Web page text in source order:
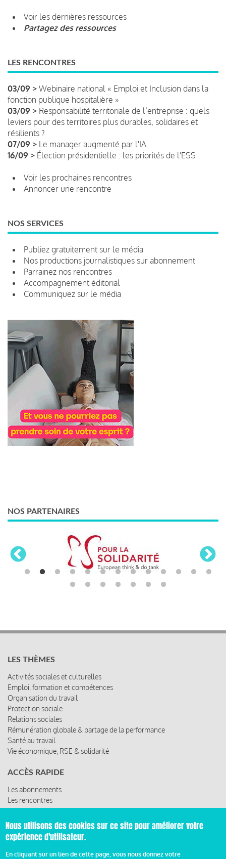
Voir les dernières ressources
Partagez des ressources
LES RENCONTRES
03/09 > Webinaire national « Emploi et Inclusion dans la
fonction publique hospitalière »
03/09 > Responsabilité territoriale de l’entreprise : quels
leviers pour des territoires plus durables, solidaires et
résilients ?
07/09 > Le manager augmenté par l'IA
16/09 > Élection présidentielle : les priorités de l'ESS
Voir les prochaines rencontres
Annoncer une rencontre
NOS SERVICES
Publiez gratuitement sur le média
Nos productions journalistiques sur abonnement
Parrainez nos rencontres
Accompagnement éditorial
Communiquez sur le média
NOS PARTENAIRES
LES THÈMES
Activités sociales et culturelles
Emploi, formation et compétences
Organisation du travail
Protection sociale
Relations sociales
Rémunération globale & partage de la performance
Santé au travail
Vie économique, RSE & solidarité
ACCÈS RAPIDE
Les abonnements
Les rencontres
Les ressources
© 2019 Miroir Social - Réalisé parCafffeine
Nous utilisons des cookies sur ce site pour améliorer votre
expérience d'utilisateur.
En cliquant sur un lien de cette page, vous nous donnez votre